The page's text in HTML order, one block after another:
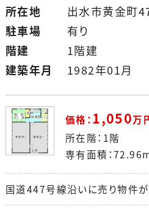
所在地
出水市黄金町
駐車場
有り
階建
1階建
建築年月
1982年01月
価格：1,050万
所在階：1階
専有面積：
国道447号線沿いに売り物件が